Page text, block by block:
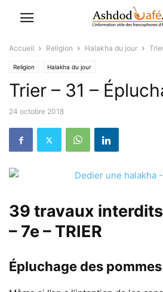
Accueil Religion Halakha du jour
Religion Halakha du jour
Trier – 31 –
24 octobre 2018
39 travaux
– 7e – TRIER
Épluchage des